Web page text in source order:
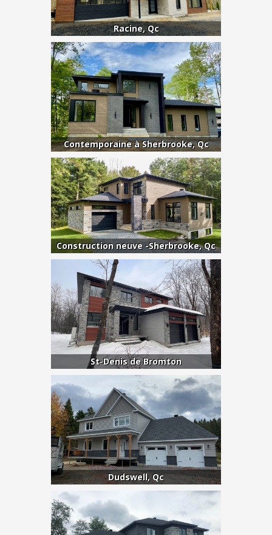
Racine, Qc
Contemporaine à Sherbrooke, Qc
Construction neuve -Sherbrooke, Qc
St-Denis de Bromton
Dudswell, Qc